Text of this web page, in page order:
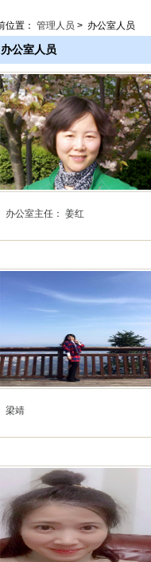
位置： 管理人员 > 办公室人员
办公室人员
办公室主任： 姜红
梁靖